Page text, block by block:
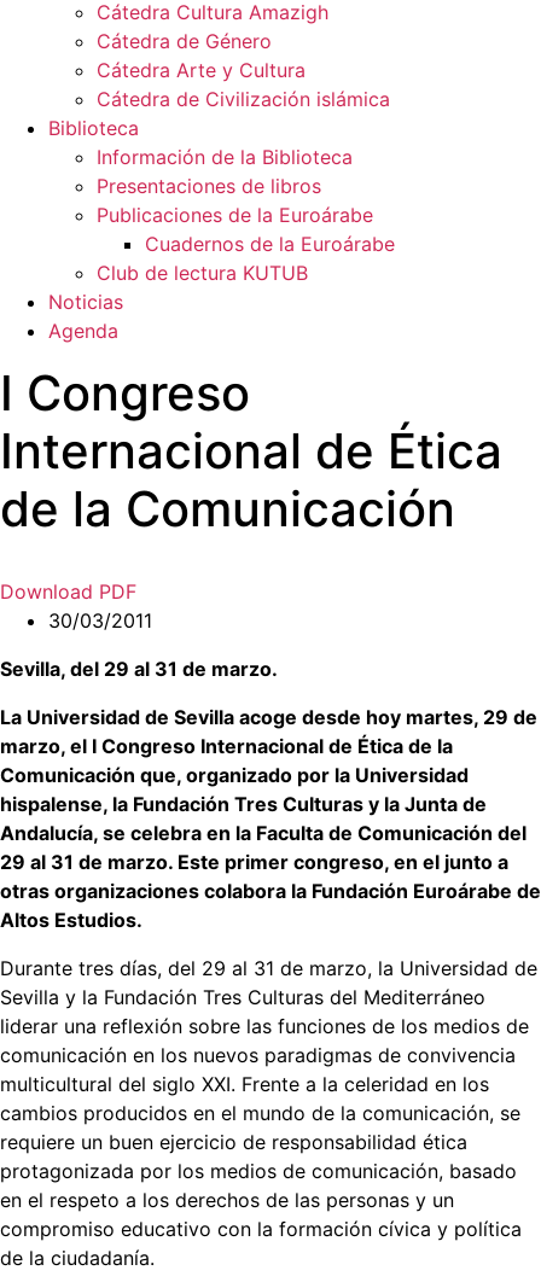
Cátedra Cultura Amazigh
Cátedra de Género
Cátedra Arte y Cultura
Cátedra de Civilización islámica
Biblioteca
Información de la Biblioteca
Presentaciones de libros
Publicaciones de la Euroárabe
Cuadernos de la Euroárabe
Club de lectura KUTUB
Noticias
Agenda
I Congreso
Internacional de Ética
de la Comunicación
Download PDF
30/03/2011
Sevilla, del 29 al 31 de marzo.
La Universidad de Sevilla acoge desde hoy martes, 29 de
marzo, el I Congreso Internacional de Ética de la
Comunicación que, organizado por la Universidad
hispalense, la Fundación Tres Culturas y la Junta de
Andalucía, se celebra en la Faculta de Comunicación del
29 al 31 de marzo. Este primer congreso, en el junto a
otras organizaciones colabora la Fundación Euroárabe de
Altos Estudios.
Durante tres días, del 29 al 31 de marzo, la Universidad de
Sevilla y la Fundación Tres Culturas del Mediterráneo
liderar una reflexión sobre las funciones de los medios de
comunicación en los nuevos paradigmas de convivencia
multicultural del siglo XXI. Frente a la celeridad en los
cambios producidos en el mundo de la comunicación, se
requiere un buen ejercicio de responsabilidad ética
protagonizada por los medios de comunicación, basado
en el respeto a los derechos de las personas y un
compromiso educativo con la formación cívica y política
de la ciudadanía.